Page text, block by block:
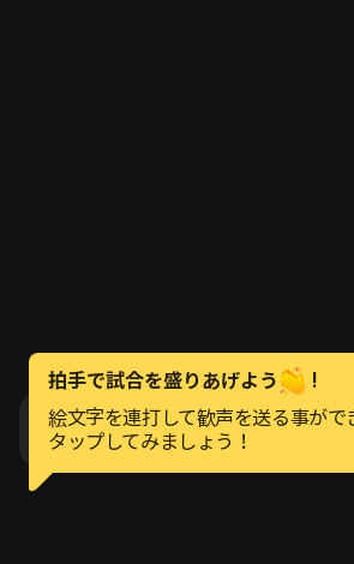
LINEで試合の通知を受け取ろ
拍手で試合を盛りあげよう
!
絵文字を連打して歓声を送る事がで
タップしてみましょう！